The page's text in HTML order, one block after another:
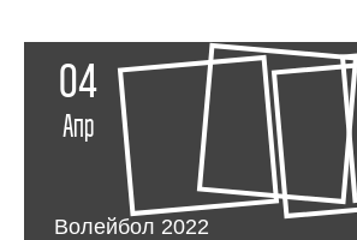
04
Апр
Волейбол 2022